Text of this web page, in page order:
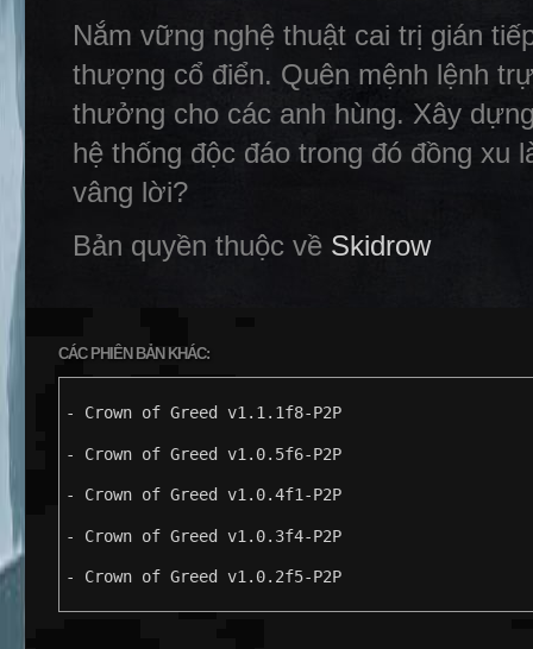
Nắm vững nghệ thuật cai trị gián
thượng cổ điển. Quên mệnh lệnh
thưởng cho các anh hùng. Xây
hệ thống độc đáo trong đó đồng xu
vâng lời?
Bản quyền thuộc về Skidrow
CÁC PHIÊN BẢN KHÁC:
- Crown of Greed v1.1.1f8-P2P
- Crown of Greed v1.0.5f6-P2P
- Crown of Greed v1.0.4f1-P2P
- Crown of Greed v1.0.3f4-P2P
- Crown of Greed v1.0.2f5-P2P